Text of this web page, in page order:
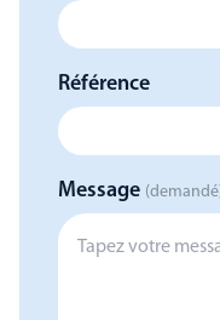
Référence
Message